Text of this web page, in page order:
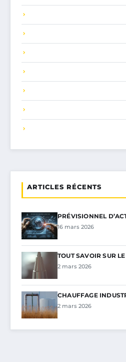
ARTICLES RÉCENTS
PRÉVISIONNEL
16 mars 2026
TOUT SAVOIR SUR
2 mars 2026
CHAUFFAGE
2 mars 2026